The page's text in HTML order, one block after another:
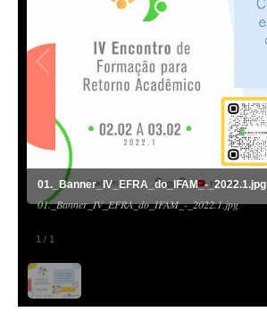
1 / 1
01._Banner_IV_EFRA_do_IFAM_-_2022.1.jpg
01._Banner_IV_EFRA_do_IFAM_-_2022.1.jpg